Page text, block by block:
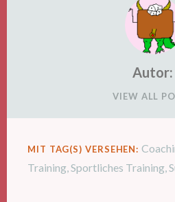
Autor:
VIEW ALL
MIT TAG(S) VERSEHEN:
Training Sportliches Training